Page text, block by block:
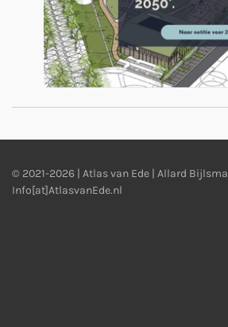
© 2021-2026 | Atlas van Ede | Allard Bijlsma |
Info[at]AtlasvanEde.nl